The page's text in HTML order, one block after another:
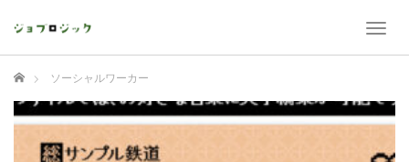
T
l
e
a
ホーム ソーシャルワーカー